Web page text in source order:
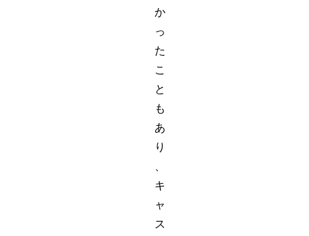
か
っ
た
こ
と
も
あ
り
キ
ャ
ス